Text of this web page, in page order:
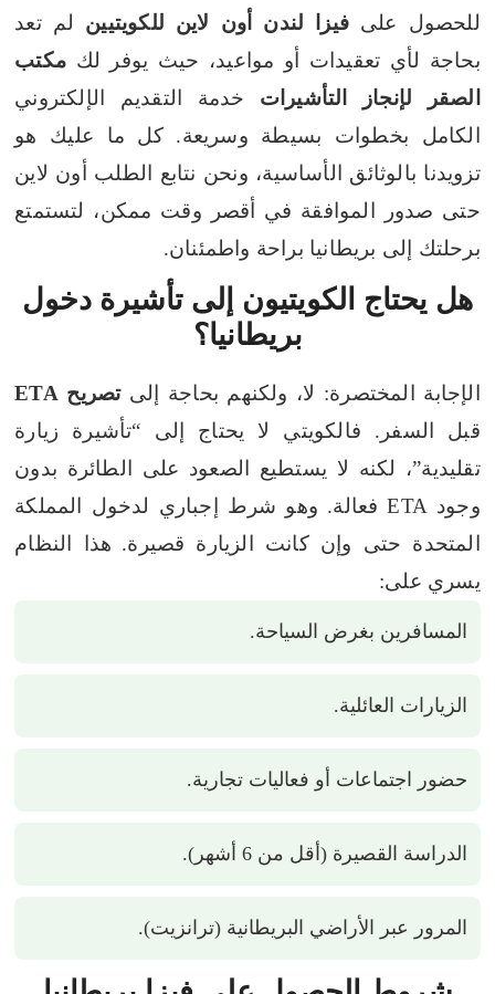
للحصول علىفيزا لندن أون لاين للكويتيين لم تعد
بحاجة لأي تعقيدات أو مواعيد، حيث يوفر لك مكتب
الصقر لإنجاز التأشيرات خدمة التقديم الإلكتروني
الكامل بخطوات بسيطة وسريعة. كل ما عليك هو
تزويدنا بالوثائق الأساسية، ونحن نتابع الطلب أون لاين
حتى صدور الموافقة في أقصر وقت ممكن، لتستمتع
برحلتك إلى بريطانيا براحة واطمئنان.
هل يحتاج الكويتيون إلى تأشيرة دخول
بريطانيا؟
الإجابة المختصرة: لا، ولكنهم بحاجة إلىتصريح ETA
قبل السفر. فالكويتي لا يحتاج إلى “تأشيرة زيارة
تقليدية”، لكنه لا يستطيع الصعود على الطائرة بدون
وجود ETA فعالة. وهو شرط إجباري لدخول المملكة
المتحدة حتى وإن كانت الزيارة قصيرة. هذا النظام
يسري على:
المسافرين بغرض السياحة.
الزيارات العائلية.
حضور اجتماعات أو فعاليات تجارية.
الدراسة القصيرة (أقل من 6 أشهر).
المرور عبر الأراضي البريطانية (ترانزيت).